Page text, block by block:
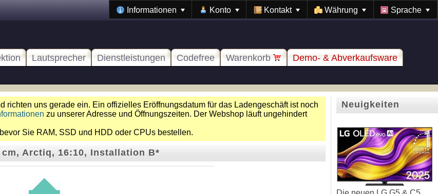
Informationen Konto Kontakt Währung Sprache
Lautsprecher Dienstleistungen Codefree Warenkorb
Demo- & Abverkaufsware
richten uns gerade ein. Ein offizielles Eröffnungsdatum für das Ladengeschäft ist noch
zu unserer Adresse und Öffnungszeiten. Der Webshop läuft ungehindert
Sie RAM, SSD und HDD oder CPUs bestellen.
cm, Arctiq, 16:10, Installation B*
Neuigkeiten